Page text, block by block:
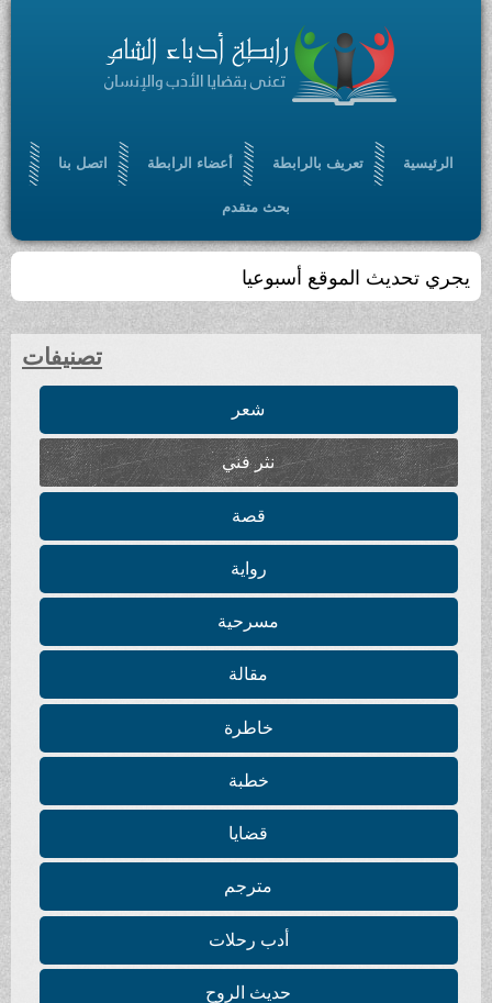
الرئيسية تعريف بالرابطة أعضاء الرابطة اتصل بنا
بحث متقدم
يجري تحديث الموقع أسبوعيا
تصنيفات
شعر
نثر فني
قصة
رواية
مسرحية
مقالة
خاطرة
خطبة
قضايا
مترجم
أدب رحلات
حديث الروح